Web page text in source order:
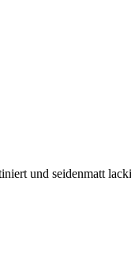
und seidenmatt